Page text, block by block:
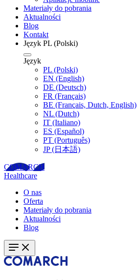
Materiały do pobrania
Aktualności
Blog
Kontakt
Język PL (Polski)
Język
PL (Polski)
EN (English)
DE (Deutsch)
FR (Français)
BE (Français, Dutch, English)
NL (Dutch)
IT (Italiano)
ES (Español)
PT (Português)
JP(日本語)
COMARCH
Healthcare
O nas
Oferta
Materiały do pobrania
Aktualności
Blog